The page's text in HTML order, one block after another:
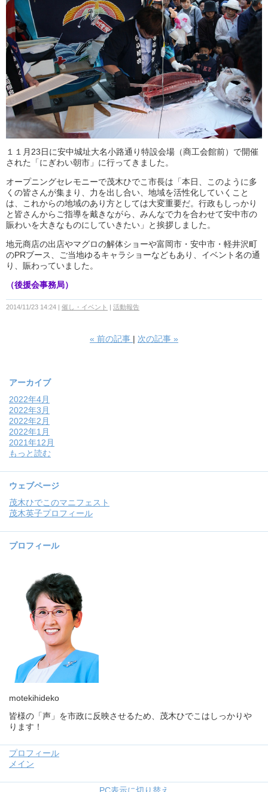
１１月23日に安中城址大名小路通り特設会場（商工会館前）で開催
された「にぎわい朝市」に行ってきました。
オープニングセレモニーで茂木ひでこ市長は「本日、このように多
くの皆さんが集まり、力を出し合い、地域を活性化していくこと
は、これからの地域のあり方としては大変重要だ。行政もしっかり
と皆さんからご指導を戴きながら、みんなで力を合わせて安中市の
賑わいを大きなものにしていきたい」と挨拶しました。
地元商店の出店やマグロの解体ショーや富岡市・安中市・軽井沢町
のPRブース、ご当地ゆるキャラショーなどもあり、イベント名の通
り、賑わっていました。
（後援会事務局）
2014/11/23 14:24 催し・イベント 活動報告
« 前の記事 次の記事 »
アーカイブ
2022年4月
2022年3月
2022年2月
2022年1月
2021年12月
もっと読む
ウェブページ
茂木ひでこのマニフェスト
茂木英子プロフィール
プロフィール
motekihideko
皆様の「声」を市政に反映させるため、茂木ひでこはしっかりや
ります！
プロフィール
メイン